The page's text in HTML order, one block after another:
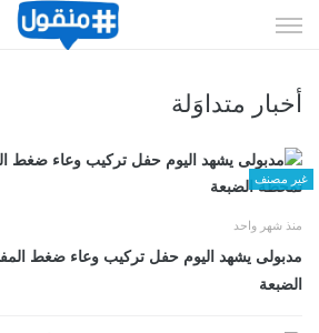
الى
أخبار متداوَلة
غير مصنف
منذ شهر واحد
مدبولى يشهد اليوم حفل تركيب وعاء ضغط
الضبعة